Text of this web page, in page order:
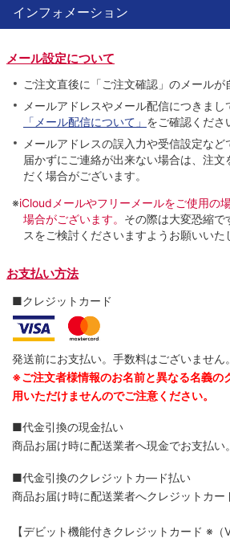
インフォメーション
メール設定について
ご注文直後に「ご注文確認」のメールが
メールアドレスやメール配信につきま
「メール配信について」 をご確認くださ
メールアドレスの誤入力や受信設定な
届かずにご連絡が出来ない場合は、注文
だく場合がございます。
※iCloudメールやフリーメールをご使用の
場合がございます。 その際は大変恐縮で
スをご検討くださいますようお願いいた
お支払い方法
■クレジットカード
発送前にお支払い。手数料はございません。
※ご注文者様情報のお名前と異なる名義の
用いただけませんのでご注意ください。
■代金引換の現金払い
商品お届け時に配送業者へ現金でお支払い。
■代金引換のクレジットカ―ド払い
商品お届け時に配送業者へクレジットカー
【デビット機能付きクレジットカード ※（